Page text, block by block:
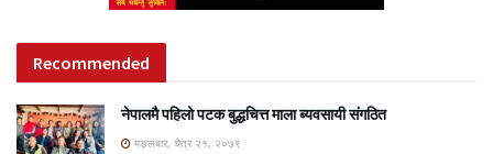
Recommended
नेपालमै पहिलो पटक बुद्धचित्त माला ब्यवसायी संगठित
मङ्लबार, चैत्र २१, २०७९